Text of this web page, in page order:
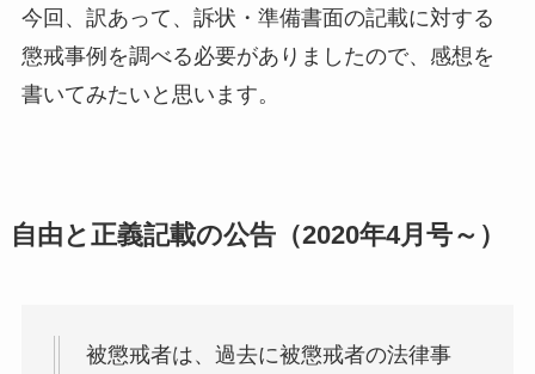
今回、訳あって、訴状・準備書面の記載に対する
懲戒事例を調べる必要がありましたので、感想を
書いてみたいと思います。
自由と正義記載の公告（2020年4月号～）
被懲戒者は、過去に被懲戒者の法律事